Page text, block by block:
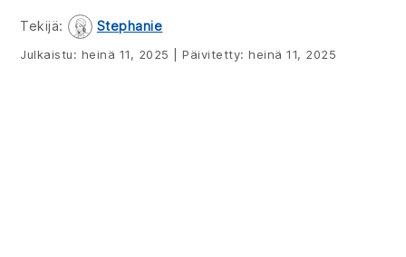
Tekijä: Stephanie
Julkaistu: heinä 11, 2025 Päivitetty:heinä 11, 2025